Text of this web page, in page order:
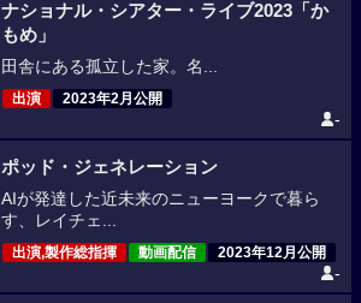
ナショナル・シアター・ライブ2023「か
もめ」
田舎にある孤立した家。名...
出演 2023年2月公開
-
ポッド・ジェネレーション
AIが発達した近未来のニューヨークで暮ら
す、レイチェ...
出演,製作総指揮 動画配信 2023年12月公開
-